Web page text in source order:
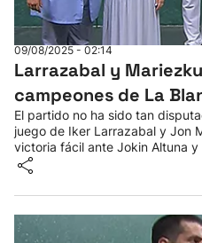
09/08/2025 - 02:14
Larrazabal y
campeones de La
El partido no ha sido tan
juego de Iker Larrazabal y Jon
victoria fácil ante Jokin Altuna